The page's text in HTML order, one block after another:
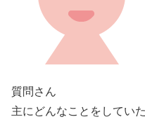
質問さん
主にどんなことをしてい